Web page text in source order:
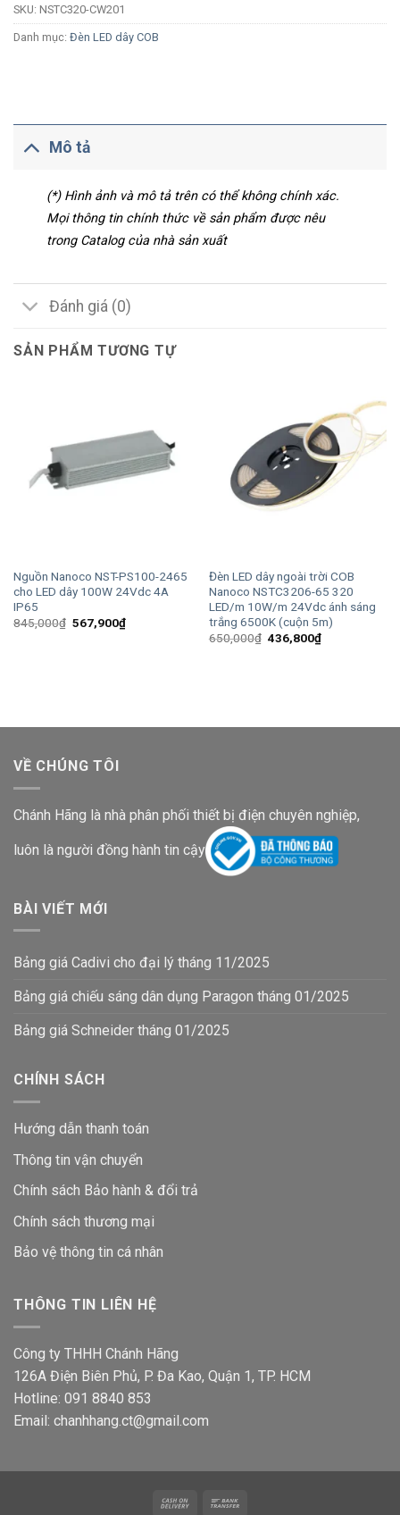
SKU: NSTC320-CW201
Danh mục: Đèn LED dây COB
Mô tả
(*) Hình ảnh và mô tả trên có thể không chính xác.
Mọi thông tin chính thức về sản phẩm được nêu
trong Catalog của nhà sản xuất
Đánh giá (0)
SẢN PHẨM TƯƠNG TỰ
Nguồn Nanoco NST-PS100-2465
cho LED dây 100W 24Vdc 4A
IP65
845,000₫ Giá
567,900₫Giá
hiện
Đèn LED dây ngoài trời COB
Nanoco NSTC3206-65 320
LED/m 10W/m 24Vdc ánh sáng
trắng 6500K (cuộn 5m)
650,000₫ Giá
436,800₫Giá
hiện
VỀ CHÚNG TÔI
Chánh Hãng là nhà phân phối thiết bị điện chuyên nghiệp,
luôn là người đồng hành tin cậy
BÀI VIẾT MỚI
Bảng giá Cadivi cho đại lý tháng 11/2025
Bảng giá chiếu sáng dân dụng Paragon tháng 01/2025
Bảng giá Schneider tháng 01/2025
CHÍNH SÁCH
Hướng dẫn thanh toán
Thông tin vận chuyển
Chính sách Bảo hành & đổi trả
Chính sách thương mại
Bảo vệ thông tin cá nhân
THÔNG TIN LIÊN HỆ
Công ty THHH Chánh Hãng
126A Điện Biên Phủ, P. Đa Kao, Quận 1, TP. HCM
Hotline: 091 8840 853
Email: chanhhang.ct@gmail.com
Cash